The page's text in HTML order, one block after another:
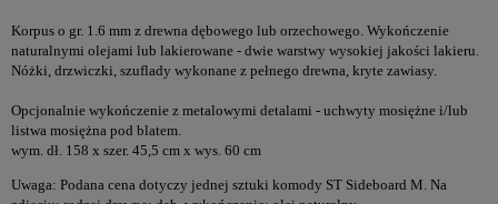
Korpus o gr. 1.6 mm z drewna dębowego lub orzechowego. Wykończenie
naturalnymi olejami lub lakierowane - dwie warstwy wysokiej jakości lakieru.
Nóżki, drzwiczki, szuflady wykonane z pełnego drewna, kryte zawiasy.
Opcjonalnie wykończenie z metalowymi detalami - uchwyty mosiężne i/lub
listwa mosiężna pod blatem.
wym. dł. 158 x szer. 45,5 cm x wys. 60 cm
Uwaga: Podana cena dotyczy jednej sztuki komody ST Sideboard M. Na